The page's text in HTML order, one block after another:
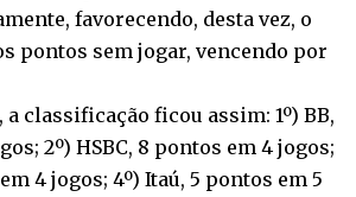
favorecendo, desta vez, o
pontos sem jogar, vencendo por
a classificação ficou assim: 1º) BB,
2º) HSBC, 8 pontos em 4 jogos;
4 jogos; 4º) Itaú, 5 pontos em 5